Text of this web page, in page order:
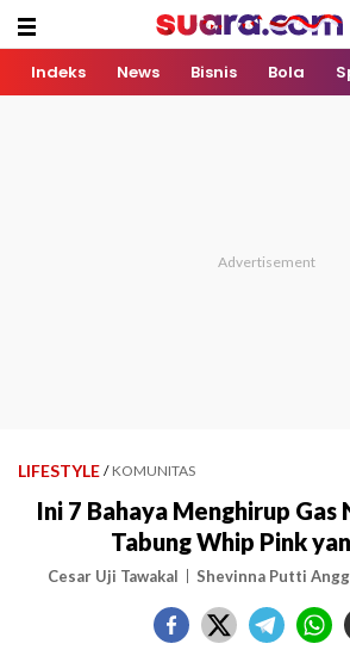
Indeks News Bisnis Bola
LIFESTYLE / KOMUNITAS
Ini 7 Bahaya Menghirup
Tabung Whip Pink
Cesar Uji Tawakal Shevinna Putti